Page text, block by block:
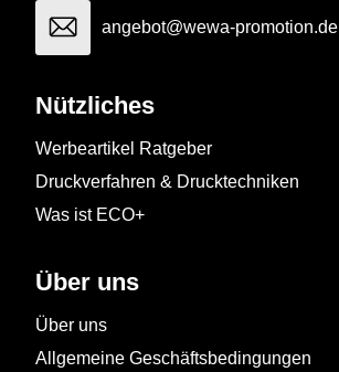
angebot@wewa-promotion.de
Nützliches
Werbeartikel Ratgeber
Druckverfahren & Drucktechniken
Was ist ECO+
Über uns
Über uns
Allgemeine Geschäftsbedingungen